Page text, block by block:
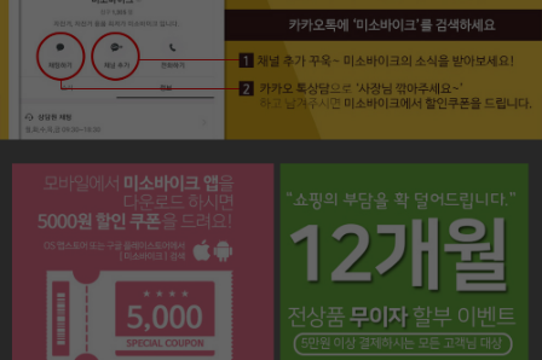
페이코 라이프